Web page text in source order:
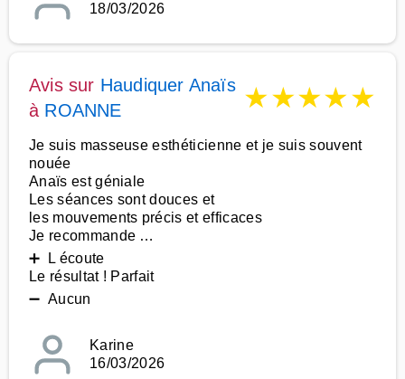
18/03/2026
Avis sur Haudiquer Anaïs
à ROANNE ★★★★★
Je suis masseuse esthéticienne et je suis souvent
nouée
Anaïs est géniale
Les séances sont douces et
les mouvements précis et efficaces
Je recommande …
➕ L écoute
Le résultat ! Parfait
➖ Aucun
Karine
16/03/2026